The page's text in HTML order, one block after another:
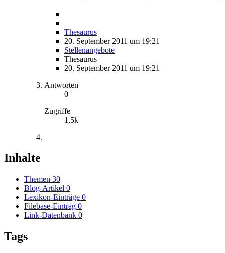
Thesaurus
20. September 2011 um 19:21
Stellenangebote
Thesaurus
20. September 2011 um 19:21
Antworten
0
Zugriffe
1,5k
Inhalte
Themen 30
Blog-Artikel 0
Lexikon-Einträge 0
Filebase-Eintrag 0
Link-Datenbank 0
Tags